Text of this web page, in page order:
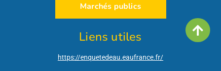
Marchés publics
Liens utiles
https://enquetedeau.eaufrance.fr/